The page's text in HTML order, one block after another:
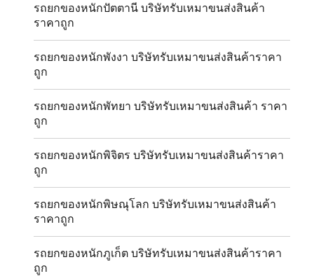
รถยกของหนักปัตตานี บริษัทรับเหมาขนส่งสินค้า
ราคาถูก
รถยกของหนักพังงา บริษัทรับเหมาขนส่งสินค้าราคา
ถูก
รถยกของหนักพัทยา บริษัทรับเหมาขนส่งสินค้า ราคา
ถูก
รถยกของหนักพิจิตร บริษัทรับเหมาขนส่งสินค้าราคา
ถูก
รถยกของหนักพิษณุโลก บริษัทรับเหมาขนส่งสินค้า
ราคาถูก
รถยกของหนักภูเก็ต บริษัทรับเหมาขนส่งสินค้าราคา
ถูก